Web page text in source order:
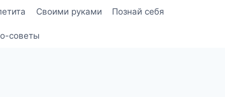
Своими руками Познай себя
советы